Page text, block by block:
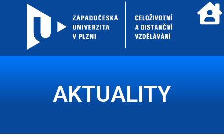
AKTUALITY